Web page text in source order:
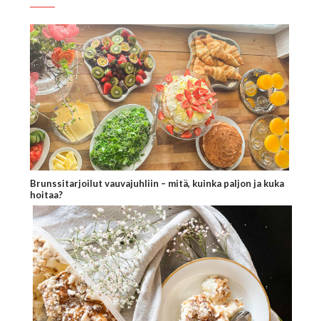
Brunssitarjoilut vauvajuhliin – mitä, kuinka paljon ja kuka
hoitaa?